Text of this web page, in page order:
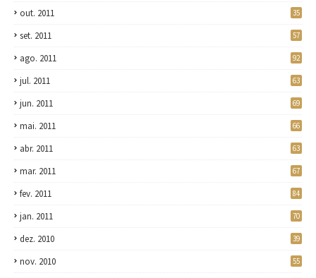
out. 2011 35
set. 2011 57
ago. 2011 92
jul. 2011 63
jun. 2011 69
mai. 2011 66
abr. 2011 63
mar. 2011 67
fev. 2011 84
jan. 2011 70
dez. 2010 39
nov. 2010 55